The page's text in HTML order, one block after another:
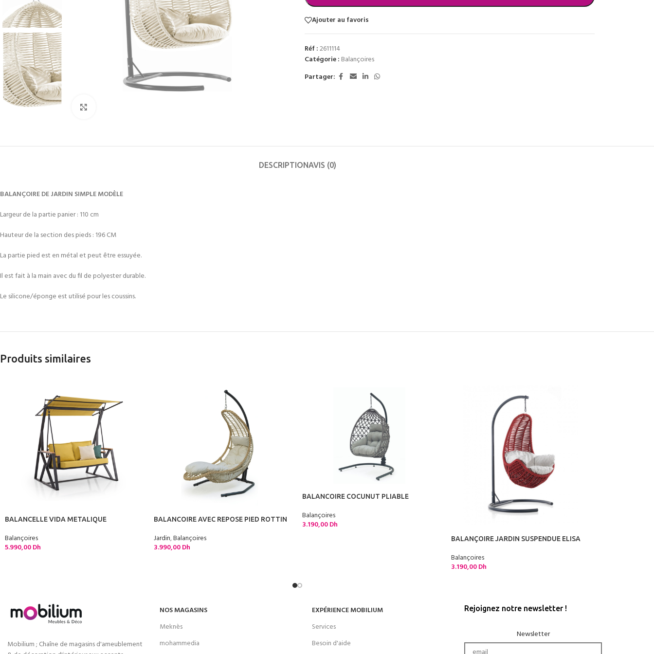
Ajouter au favoris
Réf :2611114
Catégorie : Balançoires
Partager:
DESCRIPTIONAVIS (0)
BALANÇOIRE DE JARDIN SIMPLE MODÈLE
Largeur de la partie panier : 110 cm
Hauteur de la section des pieds : 196 CM
La partie pied est en métal et peut être essuyée.
Il est fait à la main avec du fil de polyester durable.
Le silicone/éponge est utilisé pour les coussins.
Produits similaires
BALANCELLE VIDA METALIQUE
Balançoires
5.990,00Dh
BALANCOIRE AVEC REPOSE PIED ROTTIN
Jardin,Balançoires
3.990,00Dh
BALANCOIRE COCUNUT PLIABLE
Balançoires
3.190,00Dh
BALANÇOIRE JARDIN SUSPENDUE ELISA
Balançoires
3.190,00Dh
Mobilium ; Chaîne de magasins d'ameublement
NOS MAGASINS
Meknès
mohammedia
EXPÉRIENCE MOBILIUM
Services
Besoin d'aide
Rejoignez notre newsletter !
Newsletter